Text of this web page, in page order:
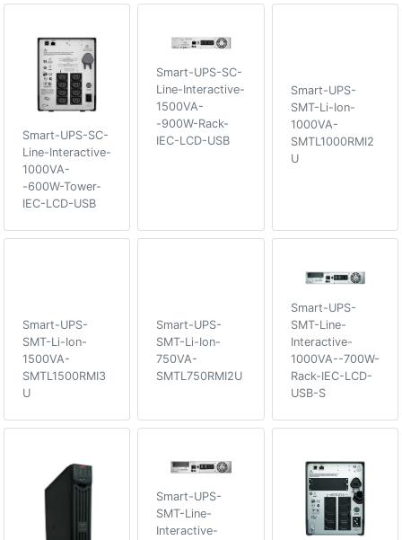
Smart-UPS-SC-
Line-Interactive-
1000VA-
-600W-Tower-
IEC-LCD-USB
Smart-UPS-SC-
Line-Interactive-
1500VA-
-900W-Rack-
IEC-LCD-USB
Smart-UPS-
SMT-Li-Ion-
1000VA-
SMTL1000RMI2
U
Smart-UPS-
SMT-Li-Ion-
1500VA-
SMTL1500RMI3
U
Smart-UPS-
SMT-Li-Ion-
750VA-
SMTL750RMI2U
Smart-UPS-
SMT-Line-
Interactive-
1000VA--700W-
Rack-IEC-LCD-
USB-S
Smart-UPS-
SMT-Line-
Interactive-